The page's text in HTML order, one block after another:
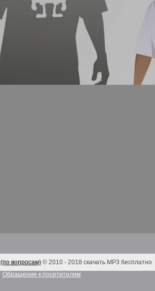
(по вопросам) © 2010 - 2018 скачать MP3 бесплатно
Обращение к посетителям